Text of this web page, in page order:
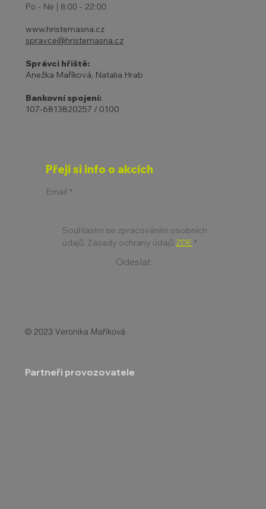
Po - Ne | 8:00 - 22:00
www.hristemasna.cz
spravce@hristemasna.cz
Správci hřiště:
Anežka Maříková, Natalia Hrab
Bankovní spojení:
107-6813820257 / 0100
Přeji si info o akcích
Email *
Souhlasím se zpracováním osobních
údajů. Zásady ochrany údajů ZDE *
Odeslat
© 2023 Veronika Maříková
Partneři provozovatele